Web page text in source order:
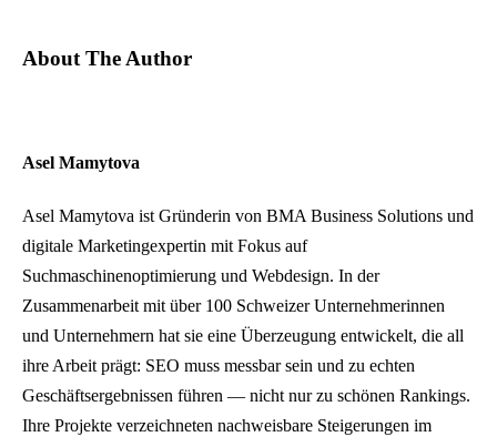
n
r
t
h
i
n
g
e
g
About The Author
Asel Mamytova
Asel Mamytova ist Gründerin von BMA Business Solutions und
digitale Marketingexpertin mit Fokus auf
Suchmaschinenoptimierung und Webdesign. In der
Zusammenarbeit mit über 100 Schweizer Unternehmerinnen
und Unternehmern hat sie eine Überzeugung entwickelt, die all
ihre Arbeit prägt: SEO muss messbar sein und zu echten
Geschäftsergebnissen führen — nicht nur zu schönen Rankings.
Ihre Projekte verzeichneten nachweisbare Steigerungen im